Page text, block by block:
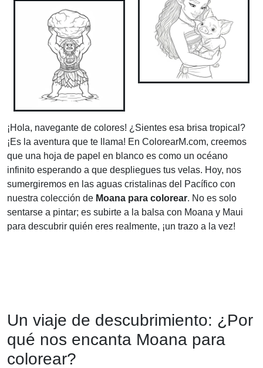
¡Hola, navegante de colores! ¿Sientes esa brisa tropical?
¡Es la aventura que te llama! En ColorearM.com, creemos
que una hoja de papel en blanco es como un océano
infinito esperando a que despliegues tus velas. Hoy, nos
sumergiremos en las aguas cristalinas del Pacífico con
nuestra colección de Moana para colorear. No es solo
sentarse a pintar; es subirte a la balsa con Moana y Maui
para descubrir quién eres realmente, ¡un trazo a la vez!
Un viaje de descubrimiento: ¿Por
qué nos encanta Moana para
colorear?